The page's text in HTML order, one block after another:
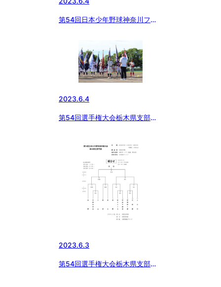
第54回日本少年野球神奈川フュ
2023.6.4
第54回選手権大会栃木県支部予
2023.6.3
第54回選手権大会栃木県支部予